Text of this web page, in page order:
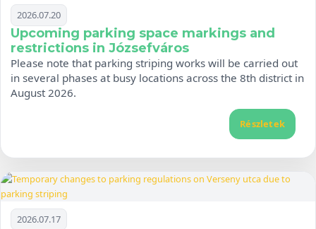
2026.07.20
Upcoming parking space markings and
restrictions in Józsefváros
Please note that parking striping works will be carried out
in several phases at busy locations across the 8th district in
August 2026.
Részletek
2026.07.17